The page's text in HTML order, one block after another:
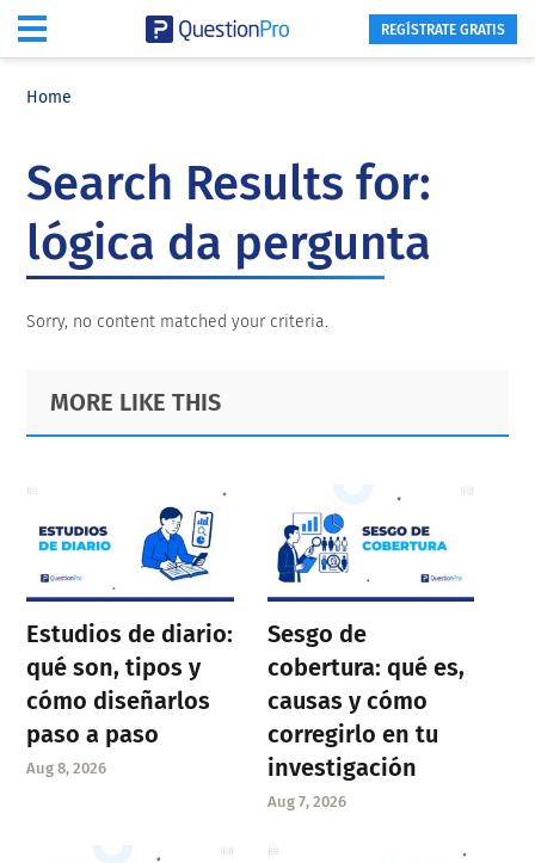
REGÍSTRATE GRATIS
Home
Search Results for:
lógica da pergunta
Sorry, no content matched your criteria.
Primary
Sidebar
Footer
MORE LIKE THIS
Estudios de diario:
qué son, tipos y
cómo diseñarlos
paso a paso
Aug 8, 2026
Sesgo de
cobertura: qué es,
causas y cómo
corregirlo en tu
investigación
Aug 7, 2026